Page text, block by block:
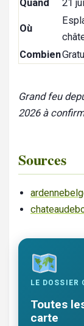
Quand 21
Où
Combien
Grand feu
2026 à
Sources
LE DOSSIER
Toutes
carte